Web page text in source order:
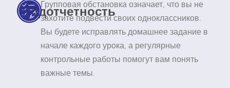
Подотчетность
Групповая обстановка означает, что вы не
захотите подвести своих одноклассников.
Вы будете исправлять домашнее задание в
начале каждого урока, а регулярные
контрольные работы помогут вам понять
важные темы.